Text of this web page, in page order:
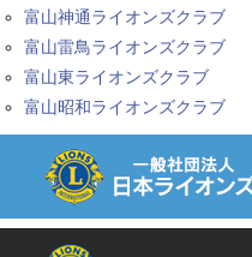
富山神通ライオンズクラブ
富山雷鳥ライオンズクラブ
富山東ライオンズクラブ
富山昭和ライオンズクラブ